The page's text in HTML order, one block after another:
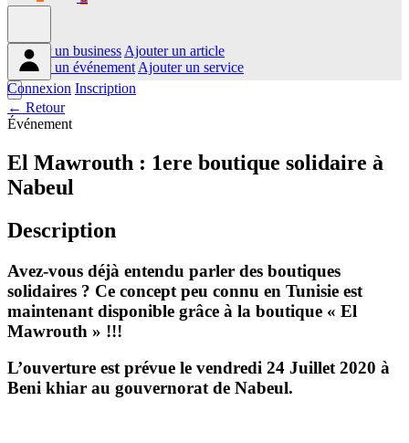
Ajouter un business Ajouter un article
Ajouter un événement Ajouter un service
Connexion Inscription
← Retour
Événement
El Mawrouth : 1ere boutique solidaire à
Nabeul
Description
Avez-vous déjà entendu parler des boutiques
solidaires ? Ce concept peu connu en Tunisie est
maintenant disponible grâce à la boutique « El
Mawrouth » !!!
L’ouverture est prévue le vendredi 24 Juillet 2020 à
Beni khiar au gouvernorat de Nabeul.